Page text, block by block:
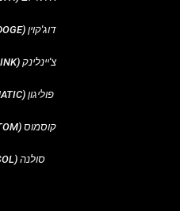
דוג'קוין (DOGE) Dogecoin
צ'יינלינק (LINK) Chainlink
פוליגון (MATIC) Polygon
קוסמוס (ATOM) Cosmos
סולנה (SOL) Solana